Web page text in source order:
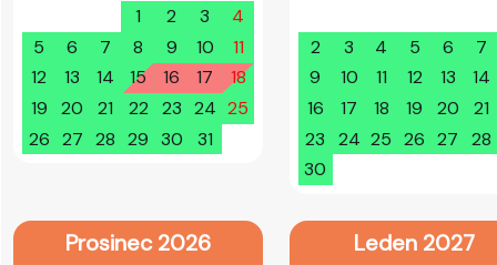
1
2 3
4
5
6 7 8 9 10
11
12
13 14 15 16 17
18
19
20 21 22 23 24 25
26 27 28 29 30 31
2 3 4 5 6
7
9
10 11 12 13
14
16
17 18 19 20
21
23
24 25 26 27
28
30
Prosinec 2026 Leden 2027